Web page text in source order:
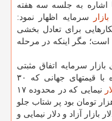
اشاره به جلسه سه هفته
بازار
سرمایه اظهار نمود:
برای تعادل بخشی
است؛ مگر اینکه در مرحله
بازار سرمایه اتفاق مثبتی
نمی افتد، اظهار داشت: بازار در تیرماه با قیمتهای جهانی که ۳۰
نیمایی که در محدوده ۱۷
تومان و دلار بازار آزاد که حدود ۲۰ هزار تومان بود پر شتاب جلو
آزاد و دلار نیمایی و